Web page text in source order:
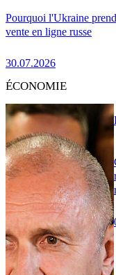
Pourquoi l'Ukraine
vente en ligne russe
30.07.2026
ÉCONOMIE